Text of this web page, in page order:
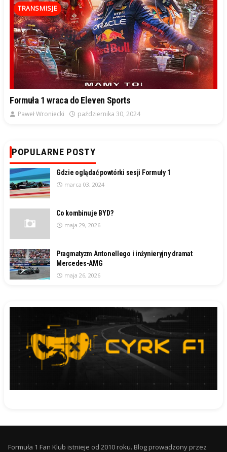
TRANSMISJE
Formuła 1 wraca do Eleven Sports
Paweł Wroniecki października 30, 2024
POPULARNE POSTY
Gdzie oglądać powtórki sesji Formuły 1
marca 03, 2024
Co kombinuje BYD?
maja 29, 2026
Pragmatyzm Antonellego i inżynieryjny dramat
Mercedes-AMG
maja 26, 2026
Formuła 1 Fan Klub istnieje od 2010 roku. Blog prowadzony przez